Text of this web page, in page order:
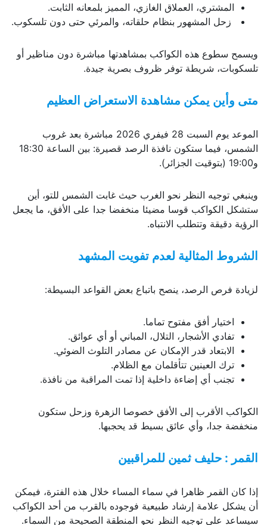
المشتري، العملاق الغازي، المميز بلمعانه الثابت.
زحل المشهور بنظام حلقاته، والمرئي حتى دون تلسكوب.
ويسمح سطوع هذه الكواكب بمشاهدتها مباشرة دون مناظير أو
تلسكوبات، شريطة توفر ظروف بصرية جيدة.
متى وأين يمكن مشاهدة الاستعراض العظيم
الموعد يوم السبت 28 فيفري 2026 مباشرة بعد غروب
الشمس، فيما ستكون نافذة الرصد قصيرة: بين الساعة 18:30
و19:00 (بتوقيت الجزائر).
وينبغي توجيه النظر نحو الغرب حيث غابت الشمس للتو، أين
ستشكل الكواكب قوسا مضيئا منخفضا جدا على الأفق، ما يجعل
الرؤية دقيقة وتتطلب الانتباه.
الشروط المثالية لعدم تفويت المشهد
لزيادة فرص الرصد، ينصح باتباع بعض القواعد البسيطة:
اختيار أفق مفتوح تماما.
تفادي الأشجار، التلال، المباني أو أي عوائق.
الابتعاد قدر الإمكان عن مصادر التلوث الضوئي.
ترك العينين تتأقلمان مع الظلام.
تجنب أي إضاءة داخلية إذا تمت المراقبة من نافذة.
الكواكب الأقرب إلى الأفق خصوصا الزهرة وزحل ستكون
منخفضة جدا، وأي عائق بسيط قد يحجبها.
القمر : حليف ثمين للمراقبين
إذا كان القمر ظاهرا في سماء المساء خلال هذه الفترة، فيمكن
أن يشكل علامة إرشاد طبيعية فوجوده بالقرب من أحد الكواكب
سيساعد على توجيه النظر نحو المنطقة الصحيحة من السماء.